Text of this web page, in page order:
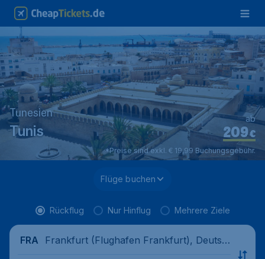
Tunesien
Tunis €
209
ab
*Preise sind exkl. € 19,99 Buchungsgebühr.
Flüge buchen
Rückflug Nur Hinflug Mehrere Ziele
FRA
Frankfurt (Flughafen Frankfurt), Deutsc